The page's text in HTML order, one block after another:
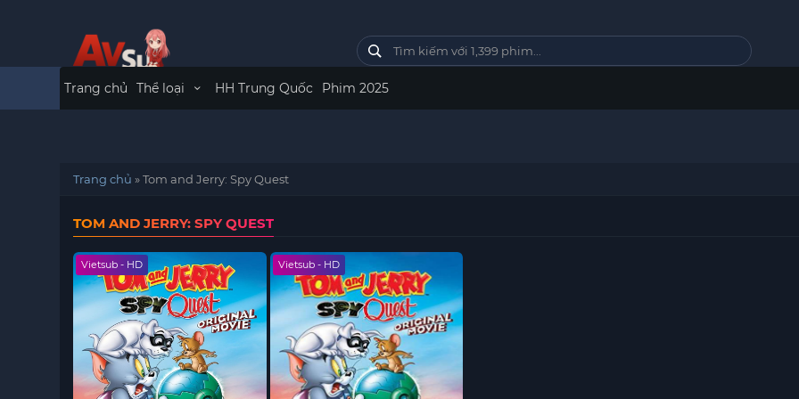
Trang chủ Thể loại HH Trung Quốc Phim 2025
Trang chủ »Tom and Jerry: Spy Quest
TOM AND JERRY: SPY QUEST
Vietsub - HD Vietsub - HD